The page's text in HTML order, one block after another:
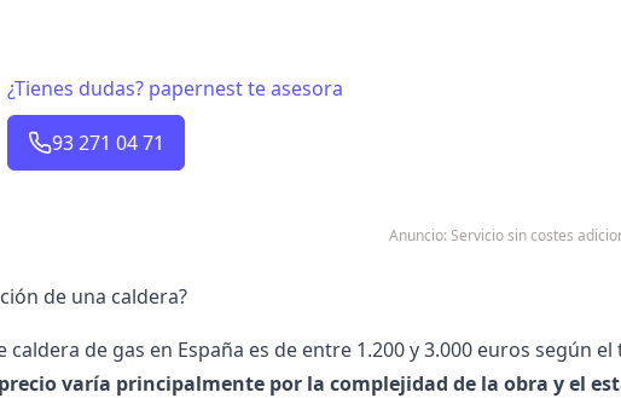
¿Tienes dudas? papernest te asesora
93 271 04 71
Anuncio: Servicio sin costes
de una caldera?
caldera de gas en España es de entre 1.200 y 3.000 euros según
varía principalmente por la complejidad de la obra y el